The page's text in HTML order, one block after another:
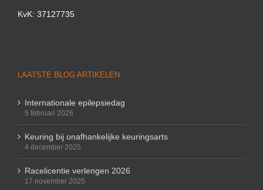
KvK: 37127735
LAATSTE BLOG ARTIKELEN
Internationale epilepsiedag
5 februari 2026
Keuring bij onafhankelijke keuringsarts
4 december 2025
Racelicentie verlengen 2026
17 november 2025